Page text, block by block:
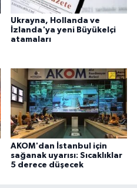
Ukrayna, Hollanda ve
İzlanda'ya yeni Büyükelçi
atamaları
AKOM'dan İstanbul için
sağanak uyarısı: Sıcaklıklar
5 derece düşecek